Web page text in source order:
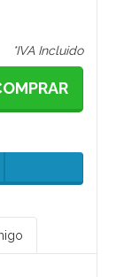
*IVA Incluido